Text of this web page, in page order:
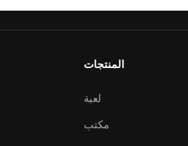
المنتجات
لعبة
مكتب